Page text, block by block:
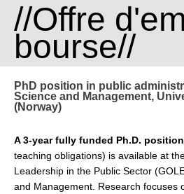
//Offre
bourse//
PhD position in public
Science and Management,
(Norway)
A 3-year fully funded Ph.D. position
teaching obligations) is available at
Leadership in the Public Sector
and Management. Research focuses